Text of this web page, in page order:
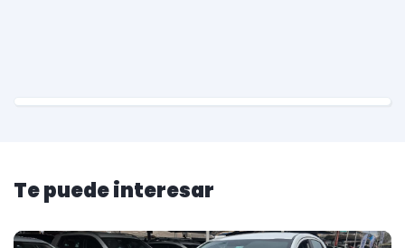
Te puede interesar